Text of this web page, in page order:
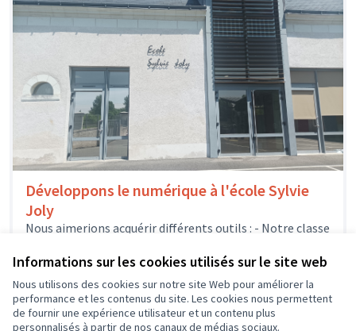
Informations sur les cookies utilisés sur le site web
Nous utilisons des cookies sur notre site Web pour améliorer la
performance et les contenus du site. Les cookies nous permettent
de fournir une expérience utilisateur et un contenu plus
personnalisés à partir de nos canaux de médias sociaux.
Développons le numérique à l'école Sylvie
Joly
Nous aimerions acquérir différents outils : - Notre classe
ordinateurs portables, afin que les élèves...